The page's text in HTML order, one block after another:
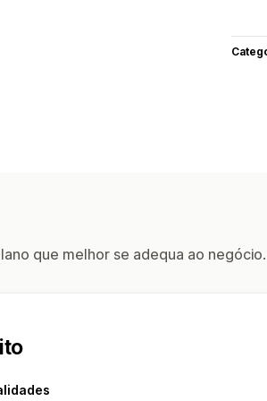
que melhor se adequa ao negócio.